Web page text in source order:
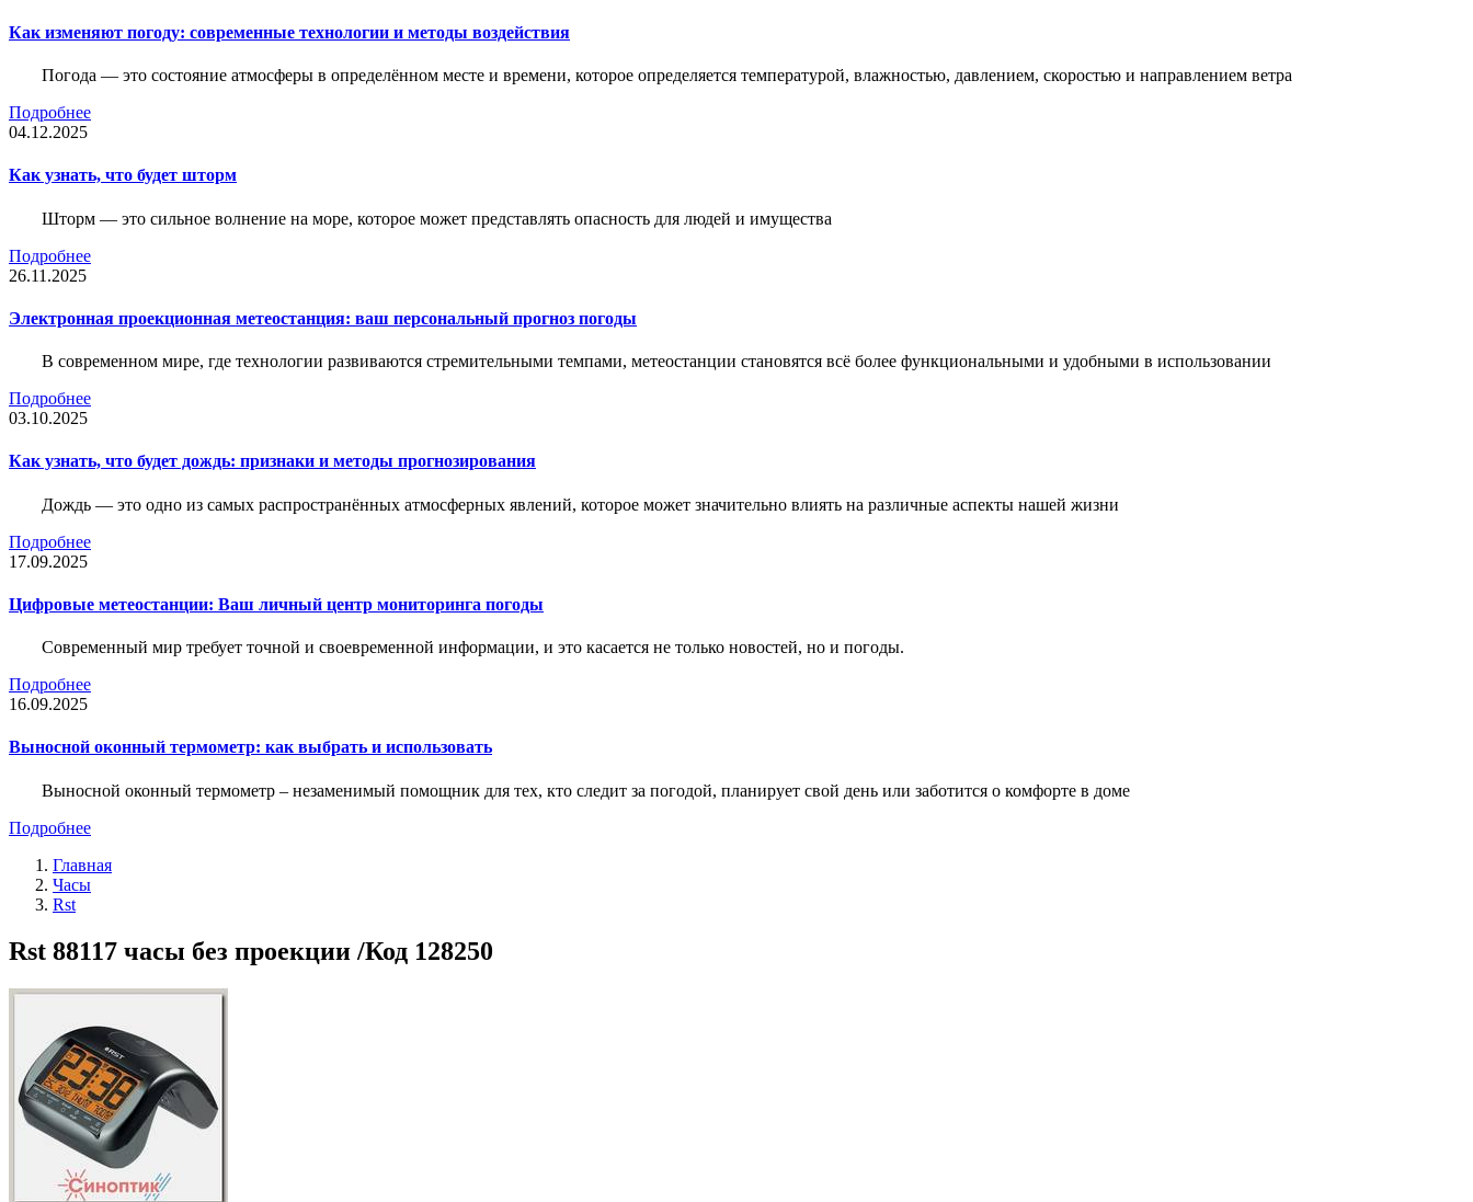
Как изменяют погоду: современные технологии и методы воздействия
Погода — это состояние атмосферы в определённом месте и времени, которое определяется температурой, влажностью, давлением, скоростью и направлением ветра
Подробнее
04.12.2025
Как узнать, что будет шторм
Шторм — это сильное волнение на море, которое может представлять опасность для людей и имущества
Подробнее
26.11.2025
Электронная проекционная метеостанция: ваш персональный прогноз погоды
В современном мире, где технологии развиваются стремительными темпами, метеостанции становятся всё более функциональными и удобными в использовании
Подробнее
03.10.2025
Как узнать, что будет дождь: признаки и методы прогнозирования
Дождь — это одно из самых распространённых атмосферных явлений, которое может значительно влиять на различные аспекты нашей жизни
Подробнее
17.09.2025
Цифровые метеостанции: Ваш личный центр мониторинга погоды
Современный мир требует точной и своевременной информации, и это касается не только новостей, но и погоды.
Подробнее
16.09.2025
Выносной оконный термометр: как выбрать и использовать
Выносной оконный термометр – незаменимый помощник для тех, кто следит за погодой, планирует свой день или заботится о комфорте в доме
Подробнее
Главная
Часы
Rst
Rst 88117 часы без проекции /Код 128250